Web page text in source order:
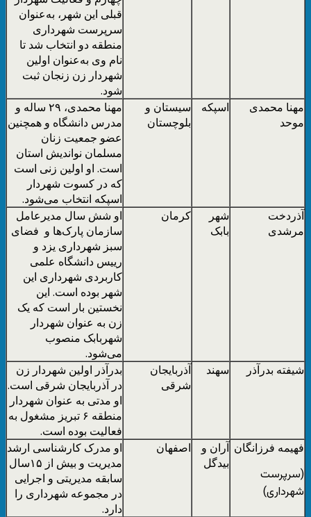
قبلی این شهر، به‌عنوان
سرپرست شهرداری
منطقه دو انتخاب شد تا
نام وی به‌عنوان اولین
شهردار زن زنجان ثبت
شود.
مهنا محمدی
موحد
اسپکه
سیستان و
بلوچستان
مهنا محمدی، ۲۹ ساله و
مدرس دانشگاه و همچنین
عضو جمعیت زنان
مسلمان نواندیش استان
است. او اولین زنی است
که در کسوت شهردار
اسپکه انتخاب می‌شود.
آذردخت
مرشدی
شهر
بابک
کرمان
او شش سال مدیرعامل
سازمان پارک‌ها و فضای
سبز شهرداری یزد و
رییس دانشگاه علمی
کاربردی شهرداری این
شهر بوده است. این
نخستین بار است که یک
زن به عنوان شهردار
شهربابک منصوب
می‌شود.
شیفته بدرآذر
سهند
آذربایجان
شرقی
بدرآذر اولین شهردار زن
در آذربایجان شرقی است.
او مدتی به عنوان شهردار
منطقه ۶ تبریز مشغول به
فعالیت بوده است.
فهیمه فرزانگان
(سرپرست
شهرداری)
آران و
بیدگل
اصفهان
او مدرک کارشناسی ارشد
مدیریت و بیش از ۱۵سال
سابقه مدیریتی و اجرایی
در مجموعه شهرداری را
دارد.